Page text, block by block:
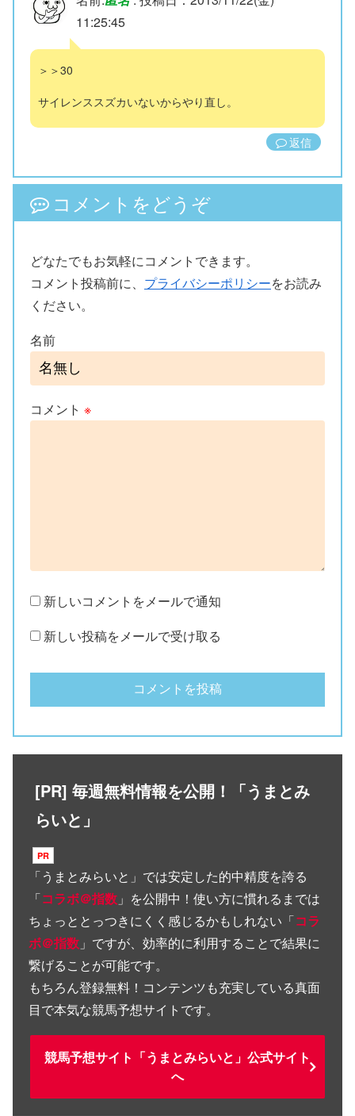
11:25:45
＞＞30
サイレンススズカいないからやり直し。
返信
コメントをどうぞ
どなたでもお気軽にコメントできます。
コメント投稿前に、 プライバシーポリシーをお読み
ください。
名前
コメント ※
新しいコメントをメールで通知
新しい投稿をメールで受け取る
[PR] 毎週無料情報を公開！「うまとみ
らいと」
「うまとみらいと 」では安定した的中精度を誇る
「コラボ＠指数 」を公開中！使い方に慣れるまでは
ちょっととっつきにくく感じるかもしれない「コラ
ボ＠指数 」ですが、効率的に利用することで結果に
繋げることが可能です。
もちろん登録無料！コンテンツも充実している真面
目で本気な競馬予想サイトです。
競馬予想サイト「うまとみらいと」公式サイト
へ